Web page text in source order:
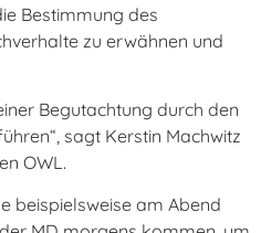
Bestimmung des
zu erwähnen und
Begutachtung durch den
sagt Kerstin Machwitz
OWL.
beispielsweise am Abend